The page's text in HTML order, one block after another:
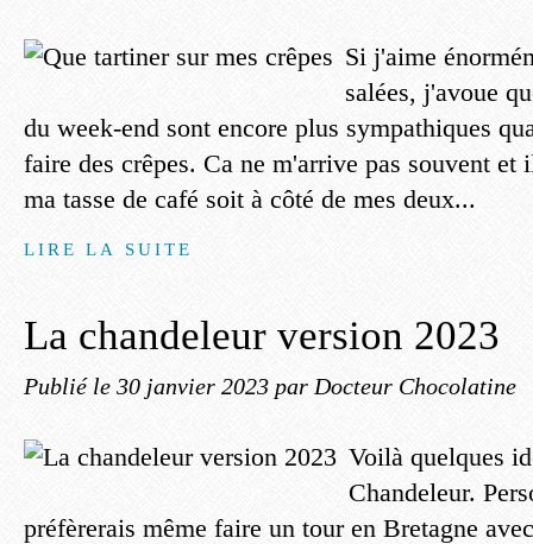
Si j'aime
salées, j'avoue
du week-end sont encore plus sympathiques
faire des crêpes. Ca ne m'arrive pas souvent et
ma tasse de café soit à côté de mes deux...
LIRE LA SUITE
La chandeleur version 2023
Publié le 30 janvier 2023 par Docteur Chocolatine
Voilà quelques
Chandeleur.
préfèrerais même faire un tour en Bretagne